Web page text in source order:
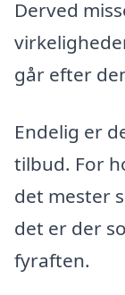
Derved
går efter
Endelig er
tilbud. For
det mester
det er der
fyraften.